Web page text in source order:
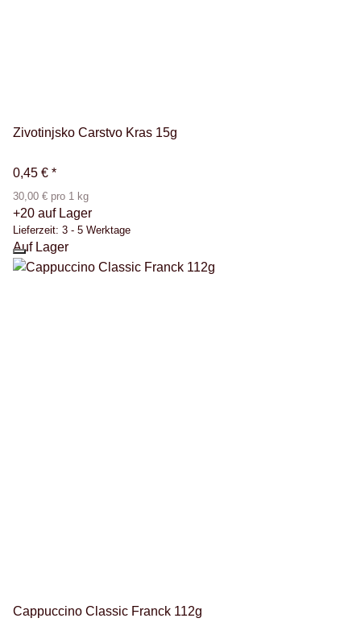
Zivotinjsko Carstvo Kras 15g
0,45 € *
30,00 € pro 1 kg
+20 auf Lager
Lieferzeit: 3 - 5 Werktage
Auf Lager
Cappuccino Classic Franck 112g